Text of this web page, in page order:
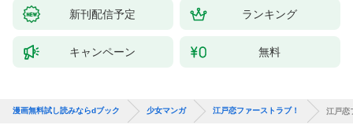
新刊配信予定 ランキング
キャンペーン 無料
漫画無料試し読みならdブック 少女マンガ 江戸恋ファーストラブ！ 江戸恋